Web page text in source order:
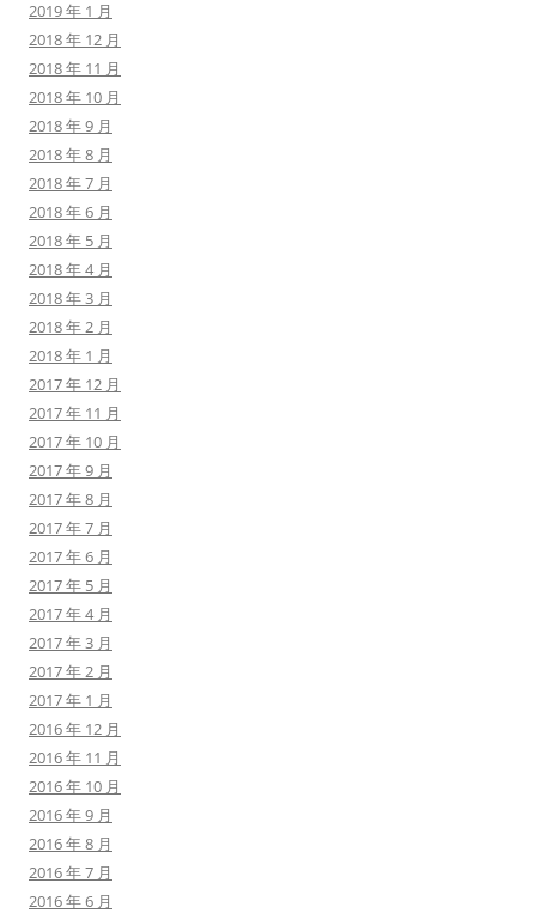
2019 年 1 月
2018 年 12 月
2018 年 11 月
2018 年 10 月
2018 年 9 月
2018 年 8 月
2018 年 7 月
2018 年 6 月
2018 年 5 月
2018 年 4 月
2018 年 3 月
2018 年 2 月
2018 年 1 月
2017 年 12 月
2017 年 11 月
2017 年 10 月
2017 年 9 月
2017 年 8 月
2017 年 7 月
2017 年 6 月
2017 年 5 月
2017 年 4 月
2017 年 3 月
2017 年 2 月
2017 年 1 月
2016 年 12 月
2016 年 11 月
2016 年 10 月
2016 年 9 月
2016 年 8 月
2016 年 7 月
2016 年 6 月